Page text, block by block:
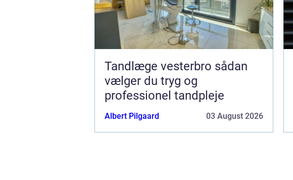
Tandlæge vesterbro sådan
vælger du tryg og
professionel tandpleje
Albert Pilgaard 03 August 2026